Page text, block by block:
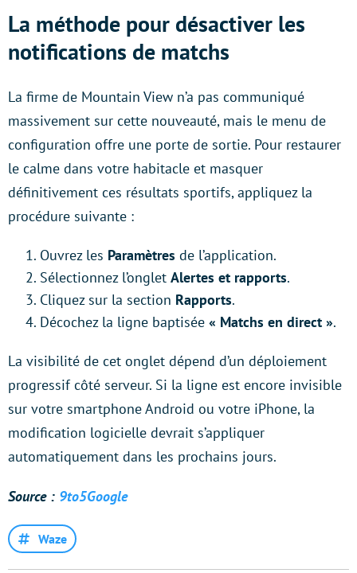
La méthode pour désactiver les
notifications de matchs
La firme de Mountain View n’a pas communiqué
massivement sur cette nouveauté, mais le menu de
configuration offre une porte de sortie. Pour restaurer
le calme dans votre habitacle et masquer
définitivement ces résultats sportifs, appliquez la
procédure suivante :
Ouvrez les Paramètres de l’application.
Sélectionnez l’onglet Alertes et rapports.
Cliquez sur la section Rapports.
Décochez la ligne baptisée « Matchs en direct ».
La visibilité de cet onglet dépend d’un déploiement
progressif côté serveur. Si la ligne est encore invisible
sur votre smartphone Android ou votre iPhone, la
modification logicielle devrait s’appliquer
automatiquement dans les prochains jours.
Source : 9to5Google
Waze